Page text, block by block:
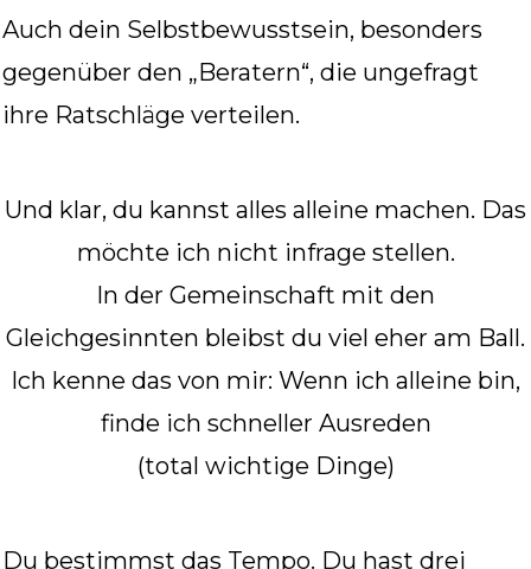
Auch dein Selbstbewusstsein, besonders
gegenüber den „Beratern“, die ungefragt
ihre Ratschläge verteilen.
Und klar, du kannst alles alleine machen. Das
möchte ich nicht infrage stellen.
In der Gemeinschaft mit den
Gleichgesinnten bleibst du viel eher am Ball.
Ich kenne das von mir: Wenn ich alleine bin,
finde ich schneller Ausreden
(total wichtige Dinge)
Du bestimmst das Tempo. Du hast drei